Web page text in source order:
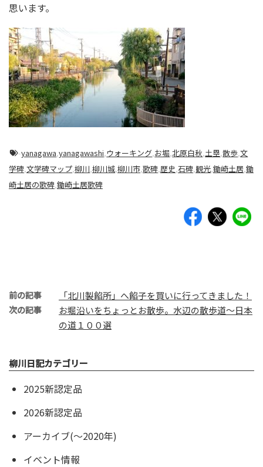
思います。
-yanagawa,yanagawashi,ウォーキング,お堀,北原白秋,土塁,散歩,文
学碑,文学碑マップ,柳川,柳川城,柳川市,歌碑,歴史,石碑,観光,鋤崎土居,鋤
崎土居の歌碑,鋤崎土居歌碑
前の記事 「北川製餡所」へ餡子を買いに行ってきました！
次の記事
お堀沿いをちょっとお散歩。水辺の散歩道〜日本
の道１００選
柳川日記カテゴリー
2025新認定品
2026新認定品
アーカイブ(〜2020年)
イベント情報